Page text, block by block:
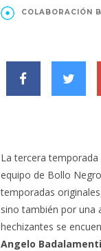
COLABORACIÓN
La tercera temporada
equipo de Bollo
temporadas
sino también por una
hechizantes se
Angelo Badalamenti